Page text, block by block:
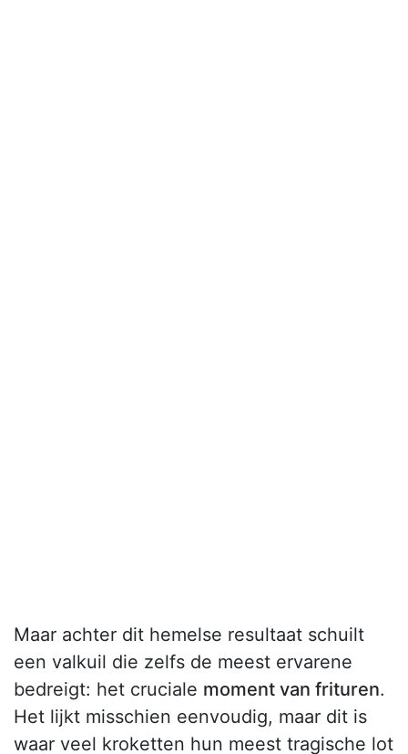
Maar achter dit hemelse resultaat schuilt
een valkuil die zelfs de meest ervarene
bedreigt: het cruciale moment van frituren.
Het lijkt misschien eenvoudig, maar dit is
waar veel kroketten hun meest tragische lot